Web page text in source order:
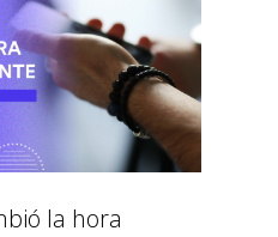
la hora